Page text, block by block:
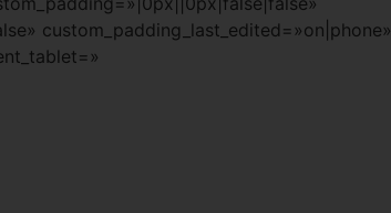
custom_padding_last_edited=»on|phone»